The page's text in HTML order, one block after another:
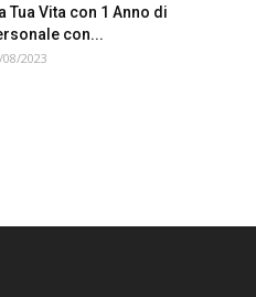
Tua Vita con 1 Anno di
con...
2023